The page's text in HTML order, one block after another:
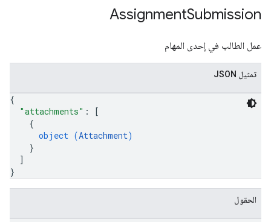
AssignmentSubmission
عمل الطالب في إحدى المهام
تمثيل JSON
{
"attachments" :
[
{
object (Attachment)
}
]
}
الحقول